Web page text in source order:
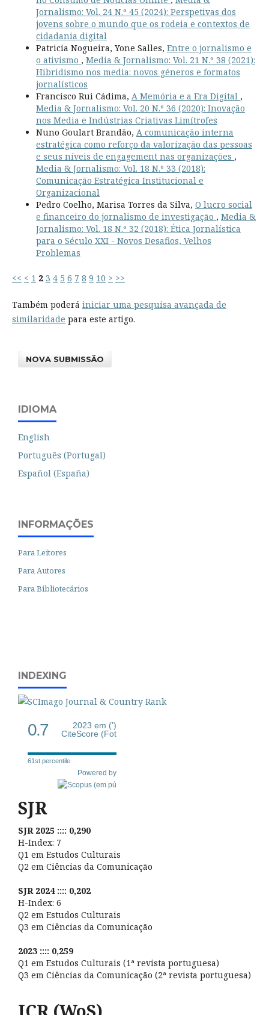
Jornalismo: Vol. 24 N.º 45 (2024): Perspetivas dos
jovens sobre o mundo que os rodeia e contextos de
cidadania digital
Patricia Nogueira, Yone Salles, Entre o jornalismo e
o ativismo , Media & Jornalismo: Vol. 21 N.º 38 (2021):
Hibridismo nos media: novos géneros e formatos
jornalísticos
Francisco Rui Cádima, A Memória e a Era Digital ,
Media & Jornalismo: Vol. 20 N.º 36 (2020): Inovação
nos Media e Indústrias Criativas Limítrofes
Nuno Goulart Brandão, A comunicação interna
estratégica como reforço da valorização das pessoas
e seus níveis de engagement nas organizações ,
Media & Jornalismo: Vol. 18 N.º 33 (2018):
Comunicação Estratégica Institucional e
Organizacional
Pedro Coelho, Marisa Torres da Silva, O lucro social
e financeiro do jornalismo de investigação , Media &
Jornalismo: Vol. 18 N.º 32 (2018): Ética Jornalística
para o Século XXI - Novos Desafios, Velhos
Problemas
<< < 1 2 3 4 5 6 7 8 9 10 > >>
Também poderá iniciar uma pesquisa avançada de
similaridade para este artigo.
NOVA SUBMISSÃO
IDIOMA
English
Português (Portugal)
Español (España)
INFORMAÇÕES
Para Leitores
Para Autores
Para Bibliotecários
INDEXING
0.7
2023 em (')
CiteScore (Fot
61st percentile
Powered by
SJR
SJR 2025 :::: 0,290
H-Index: 7
Q1 em Estudos Culturais
Q2 em Ciências da Comunicação
SJR 2024 :::: 0,202
H-Index: 6
Q2 em Estudos Culturais
Q3 em Ciências da Comunicação
2023 :::: 0,259
Q1 em Estudos Culturais (1ª revista portuguesa)
Q3 em Ciências da Comunicação (2ª revista portuguesa)